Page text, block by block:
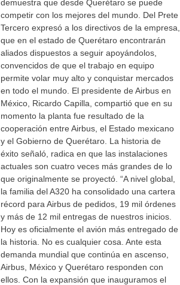
demuestra que desde Querétaro se puede
competir con los mejores del mundo. Del Prete
Tercero expresó a los directivos de la empresa,
que en el estado de Querétaro encontrarán
aliados dispuestos a seguir apoyándolos,
convencidos de que el trabajo en equipo
permite volar muy alto y conquistar mercados
en todo el mundo. El presidente de Airbus en
México, Ricardo Capilla, compartió que en su
momento la planta fue resultado de la
cooperación entre Airbus, el Estado mexicano
y el Gobierno de Querétaro. La historia de
éxito señaló, radica en que las instalaciones
actuales son cuatro veces más grandes de lo
que originalmente se proyectó. “A nivel global,
la familia del A320 ha consolidado una cartera
récord para Airbus de pedidos, 19 mil órdenes
y más de 12 mil entregas de nuestros inicios.
Hoy es oficialmente el avión más entregado de
la historia. No es cualquier cosa. Ante esta
demanda mundial que continúa en ascenso,
Airbus, México y Querétaro responden con
ellos. Con la expansión que inauguramos el